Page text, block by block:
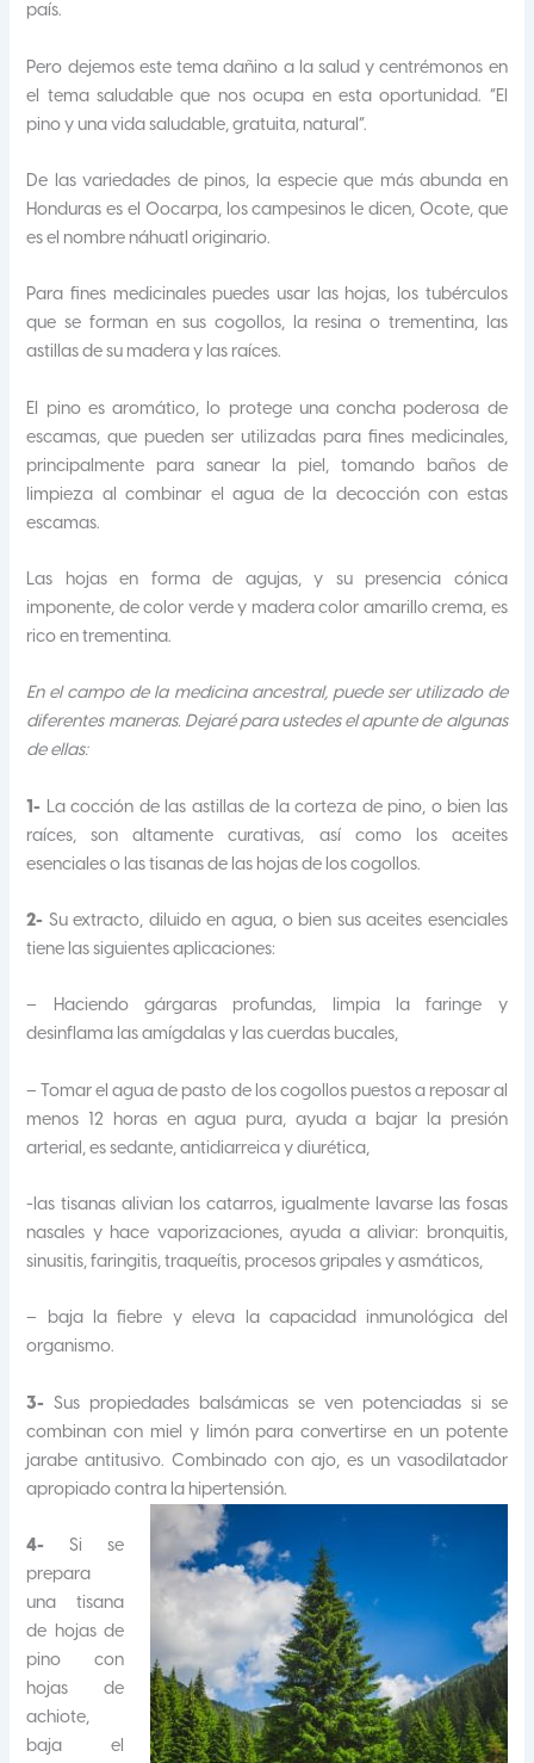
país.
Pero dejemos este tema dañino a la salud y centrémonos en
el tema saludable que nos ocupa en esta oportunidad. “El
pino y una vida saludable, gratuita, natural”.
De las variedades de pinos, la especie que más abunda en
Honduras es el Oocarpa, los campesinos le dicen, Ocote, que
es el nombre náhuatl originario.
Para fines medicinales puedes usar las hojas, los tubérculos
que se forman en sus cogollos, la resina o trementina, las
astillas de su madera y las raíces.
El pino es aromático, lo protege una concha poderosa de
escamas, que pueden ser utilizadas para fines medicinales,
principalmente para sanear la piel, tomando baños de
limpieza al combinar el agua de la decocción con estas
escamas.
Las hojas en forma de agujas, y su presencia cónica
imponente, de color verde y madera color amarillo crema, es
rico en trementina.
En el campo de la medicina ancestral, puede ser utilizado de
diferentes maneras. Dejaré para ustedes el apunte de algunas
de ellas:
1- La cocción de las astillas de la corteza de pino, o bien las
raíces, son altamente curativas, así como los aceites
esenciales o las tisanas de las hojas de los cogollos.
2- Su extracto, diluido en agua, o bien sus aceites esenciales
tiene las siguientes aplicaciones:
– Haciendo gárgaras profundas, limpia la faringe y
desinflama las amígdalas y las cuerdas bucales,
– Tomar el agua de pasto de los cogollos puestos a reposar al
menos 12 horas en agua pura, ayuda a bajar la presión
arterial, es sedante, antidiarreica y diurética,
-las tisanas alivian los catarros, igualmente lavarse las fosas
nasales y hace vaporizaciones, ayuda a aliviar: bronquitis,
sinusitis, faringitis, traqueítis, procesos gripales y asmáticos,
– baja la fiebre y eleva la capacidad inmunológica del
organismo.
3- Sus propiedades balsámicas se ven potenciadas si se
combinan con miel y limón para convertirse en un potente
jarabe antitusivo. Combinado con ajo, es un vasodilatador
apropiado contra la hipertensión.
4- Si se
prepara
una tisana
de hojas de
pino con
hojas de
achiote,
baja el